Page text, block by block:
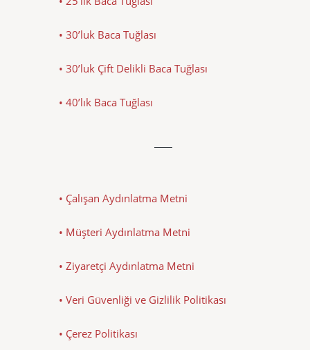
• 30’luk Baca Tuğlası
• 30’luk Çift Delikli Baca Tuğlası
• 40’lık Baca Tuğlası
• Çalışan Aydınlatma Metni
• Müşteri Aydınlatma Metni
• Ziyaretçi Aydınlatma Metni
• Veri Güvenliği ve Gizlilik Politikası
• Çerez Politikası